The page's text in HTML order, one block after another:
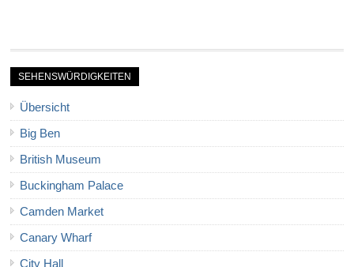
SEHENSWÜRDIGKEITEN
Übersicht
Big Ben
British Museum
Buckingham Palace
Camden Market
Canary Wharf
City Hall